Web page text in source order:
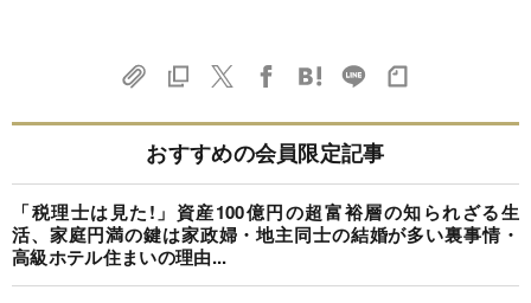
おすすめの会員限定記事
「税理士は見た!」資産100億円の超富裕層の知られざる生
活、家庭円満の鍵は家政婦・地主同士の結婚が多い裏事情・
高級ホテル住まいの理由...